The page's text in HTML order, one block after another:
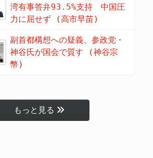
湾有事答弁93.5%支持 中国圧
力に屈せず (高市早苗)
副首都構想への疑義、参政党・
神谷氏が国会で質す (神谷宗
幣)
もっと見る